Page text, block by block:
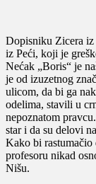
Dopisniku Zicera
iz Peći, koji je
Nećak „Boris“ je
je od izuzetnog
ulicom, da bi ga
odelima, stavili u
nepoznatom
star i da su delovi
Kako bi rastumačio
profesoru nikad
Nišu.